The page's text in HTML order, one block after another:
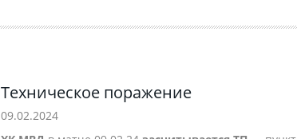
Техническое поражение
09.02.2024